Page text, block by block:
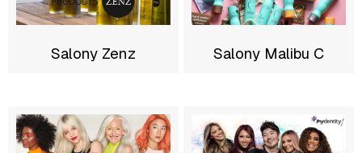
Salony Zenz Salony Malibu C